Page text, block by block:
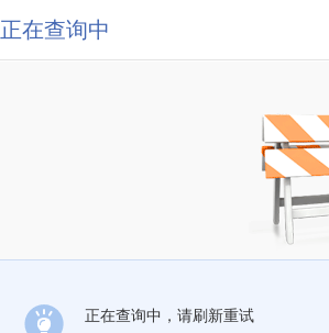
正在查询中
正在查询中，请刷新重试